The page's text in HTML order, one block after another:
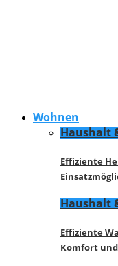
Wohnen
Haushalt
Effiziente
Haushalt
Effiziente
Komfort